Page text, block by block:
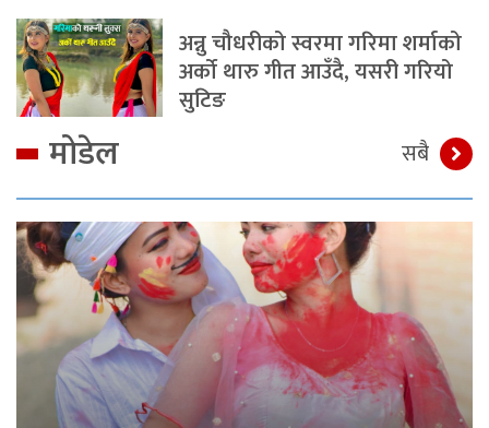
अन्नु चौधरीको स्वरमा गरिमा शर्माको
अर्को थारु गीत आउँदै, यसरी गरियो
सुटिङ
मोडेल सबै